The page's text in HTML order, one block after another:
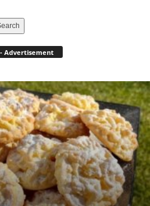
Advertisement